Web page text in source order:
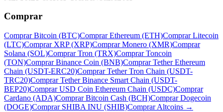
Comprar
Comprar Bitcoin (BTC)Comprar Ethereum (ETH)Comprar Litecoin
(LTC)Comprar XRP (XRP)Comprar Monero (XMR)Comprar
Solana (SOL)Comprar Tron (TRX)Comprar Toncoin
(TON)Comprar Binance Coin (BNB)Comprar Tether Ethereum
Chain (USDT-ERC20)Comprar Tether Tron Chain (USDT-
TRC20)Comprar Tether Binance Smart Chain (USDT-
BEP20)Comprar USD Coin Ethereum Chain (USDC)Comprar
Cardano (ADA)Comprar Bitcoin Cash (BCH)Comprar Dogecoin
(DOGE)Comprar SHIBA INU (SHIB)Comprar Altcoins →